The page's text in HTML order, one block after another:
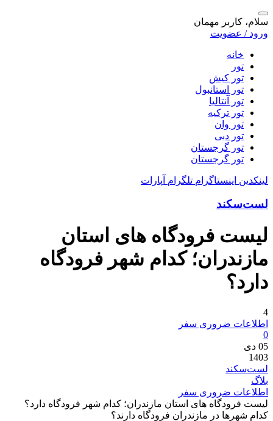
سلام، کاربر مهمان
ورود / عضویت
خانه
تور
تور کیش
تور استانبول
تور آنتالیا
تور ترکیه
تور وان
تور دبی
تور گرجستان
تور گرجستان
لینکدین اینستاگرام تلگرام آپارات
لست‌سکند
لیست فرودگاه های استان
مازندران؛ کدام شهر فرودگاه
دارد؟
4
اطلاعات ضروری سفر
0
05 دی
1403
لست‌سکند
بلاگ
اطلاعات ضروری سفر
لیست فرودگاه های استان مازندران؛ کدام شهر فرودگاه دارد؟
کدام شهرها در مازندران فرودگاه دارند؟